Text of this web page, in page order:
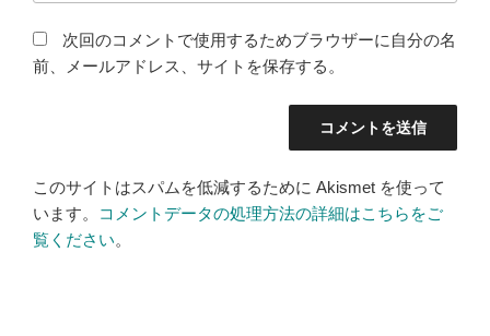
次回のコメントで使用するためブラウザーに自分の名
前、メールアドレス、サイトを保存する。
このサイトはスパムを低減するために Akismet を使って
います。
コメントデータの処理方法の詳細はこちらをご
覧ください。